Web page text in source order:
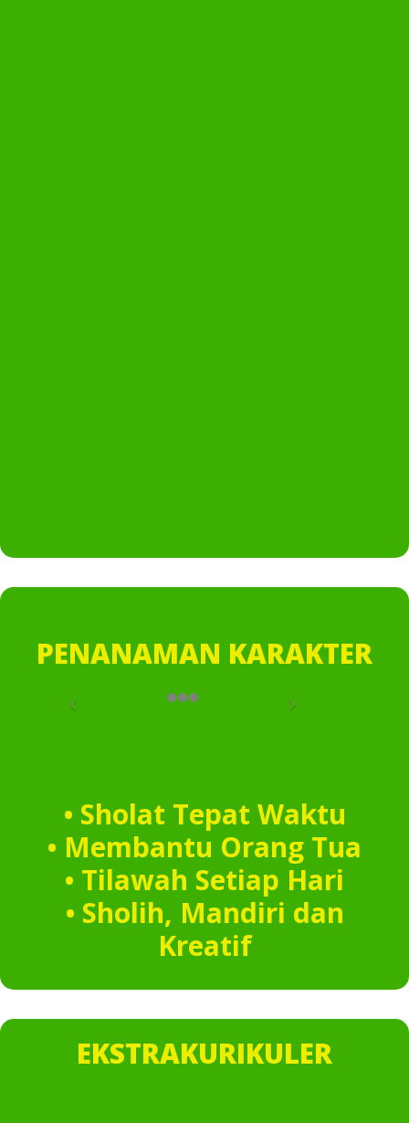
PENANAMAN KARAKTER
• Sholat Tepat Waktu
• Membantu Orang Tua
• Tilawah Setiap Hari
• Sholih, Mandiri dan
Kreatif
EKSTRAKURIKULER